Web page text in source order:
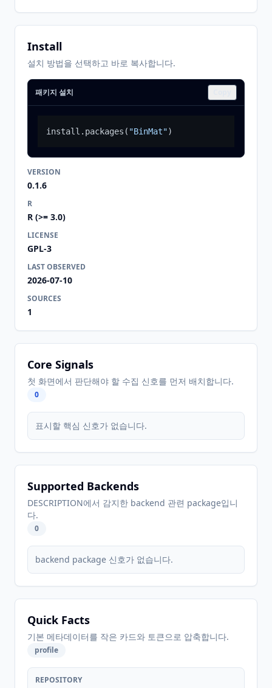
Install
설치 방법을 선택하고 바로 복사합니다.
패키지 설치
install.packages ( "BinMat")
VERSION
0.1.6
R
R (>= 3.0)
LICENSE
GPL-3
LAST OBSERVED
2026-07-10
SOURCES
1
Core Signals
첫 화면에서 판단해야 할 수집 신호를 먼저 배치합니다.
0
표시할 핵심 신호가 없습니다.
Supported Backends
DESCRIPTION에서 감지한 backend 관련 package입니
다.
0
backend package 신호가 없습니다.
Quick Facts
기본 메타데이터를 작은 카드와 토큰으로 압축합니다.
profile
REPOSITORY